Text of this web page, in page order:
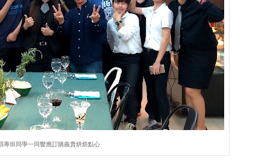
專班同學一同響應訂購義賣烘焙點心